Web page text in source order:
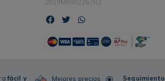
2019M0002267R2
fácil y
Mejores precios
Seguimiento